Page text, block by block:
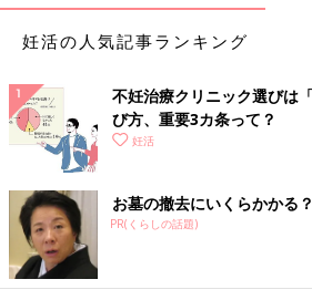
妊活の人気記事ランキング
不妊治療クリニック選びは
び方、重要3カ条って？
妊活
お墓の撤去にいくらかかる
PR(くらしの話題)